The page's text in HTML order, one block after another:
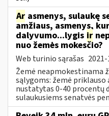
Ar asmenys, sulaukę
amžiaus, asmenys,
dalyvumo...lygis ir
nuo žemės mokesčio?
Web turinio sąrašas
Žemė neapmokestinama
sąlygoms: žemė priklauso
nustatytas 0-40 procentų
sulaukusiems senatvės